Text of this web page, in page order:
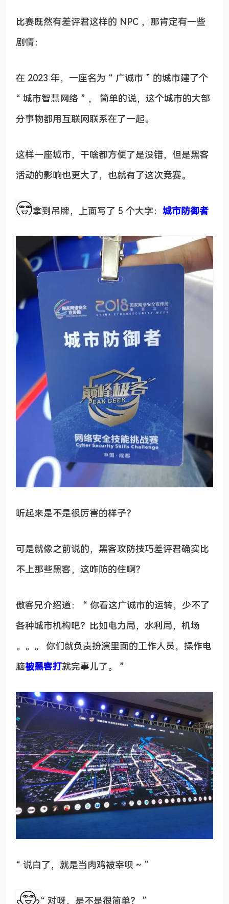
比赛既然有差评君这样的 NPC ，那肯定有一些
剧情：
在 2023 年，一座名为 “ 广诚市 ” 的城市建了个
“ 城市智慧网络 ” ， 简单的说，这个城市的大部
分事物都用互联网联系在了一起。
这样一座城市，干啥都方便了是没错，但是黑客
活动的影响也更大了，也就有了这次竞赛。
拿到吊牌，上面写了 5 个大字： 城市防御者
听起来是不是很厉害的样子？
可是就像之前说的，黑客攻防技巧差评君确实比
不上那些黑客，这咋防的住啊？
傲客兄介绍道： “ 你看这广诚市的运转，少不了
各种城市机构吧？比如电力局，水利局，机场
。。。 你们就负责扮演里面的工作人员，操作电
脑被黑客打就完事儿了。 ”
“ 说白了，就是当肉鸡被宰呗 ~ ”
“ 对呀，是不是很简单？ ”